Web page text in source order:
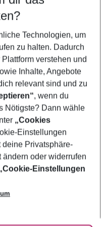
Technologien, um
zu halten. Dadurch
verstehen und
Inhalte, Angebote
relevant sind und zu
, wenn du
Nötigste? Dann wähle
„Cookies
Einstellungen
Privatsphäre-
oder widerrufen
Einstellungen